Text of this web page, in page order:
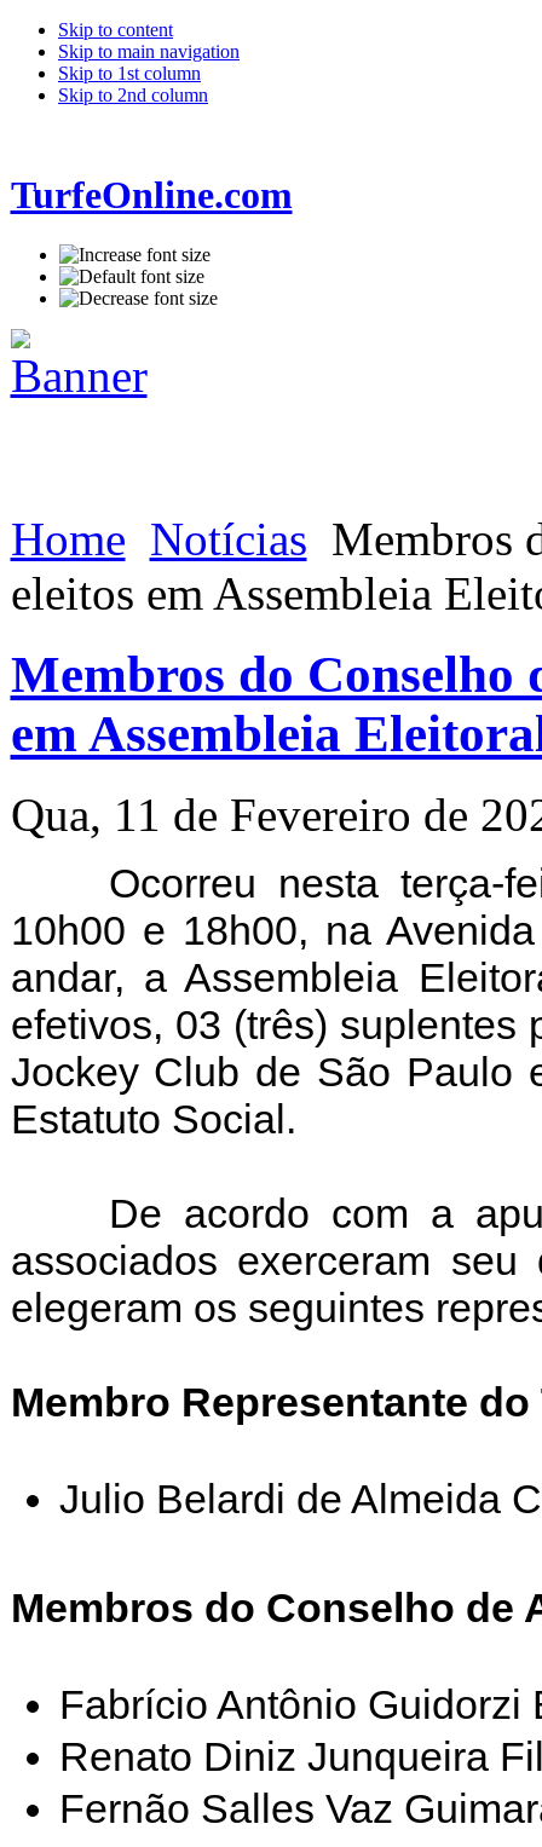
Skip to content
Skip to main navigation
Skip to 1st column
Skip to 2nd column
TurfeOnline.com
Home Notícias Membros
eleitos em Assembleia
Membros do Conselho
em Assembleia
Qua, 11 de Fevereiro de
Ocorreu nesta terça-
10h00 e 18h00, na
andar, a Assembleia
efetivos, 03 (três) suplentes
Jockey Club de São Paulo
Estatuto Social.
De acordo com a
associados exerceram
elegeram os seguintes
Membro Representante do
Julio Belardi de Almeida
Membros do Conselho de
Fabrício Antônio Guidorzi
Renato Diniz Junqueira
Fernão Salles Vaz